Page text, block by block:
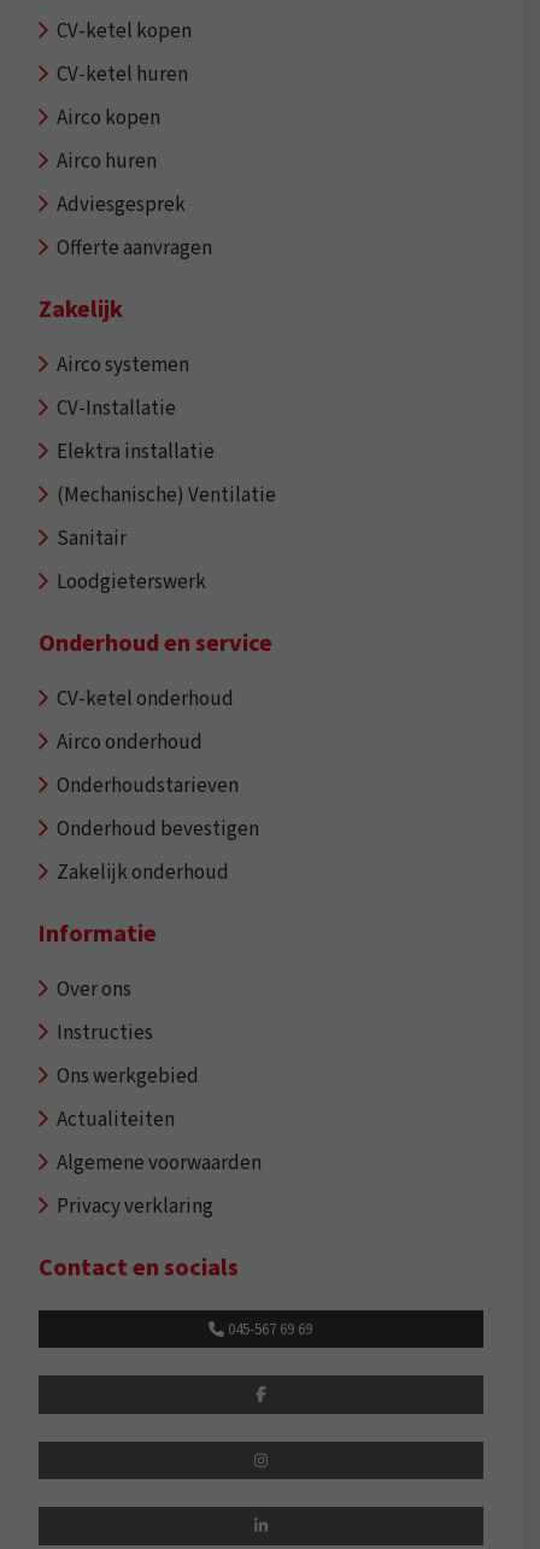
CV-ketel kopen
CV-ketel huren
Airco kopen
Airco huren
Adviesgesprek
Offerte aanvragen
Zakelijk
Airco systemen
CV-Installatie
Elektra installatie
(Mechanische) Ventilatie
Sanitair
Loodgieterswerk
Onderhoud en service
CV-ketel onderhoud
Airco onderhoud
Onderhoudstarieven
Onderhoud bevestigen
Zakelijk onderhoud
Informatie
Over ons
Instructies
Ons werkgebied
Actualiteiten
Algemene voorwaarden
Privacy verklaring
Contact en socials
045-567 69 69